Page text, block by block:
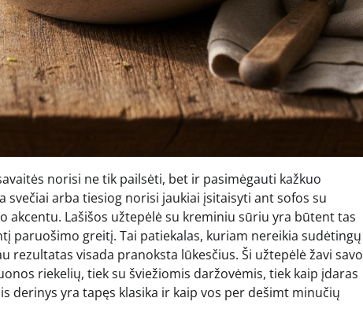
norisi ne tik pailsėti, bet ir pasimėgauti kažkuo
arba tiesiog norisi jaukiai įsitaisyti ant sofos su
Lašišos užtepėlė su kreminiu sūriu yra būtent tas
paruošimo greitį. Tai patiekalas, kuriam nereikia sudėtingų
visada pranoksta lūkesčius. Ši užtepėlė žavi savo
riekelių, tiek su šviežiomis daržovėmis, tiek kaip įdaras
derinys yra tapęs klasika ir kaip vos per dešimt minučių